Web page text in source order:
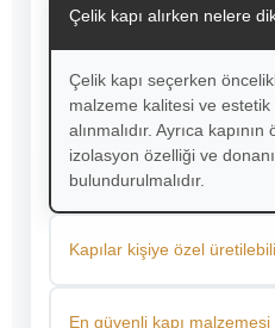
Çelik kapı alırken nelere
Çelik kapı seçerken
malzeme kalitesi ve estetik
alınmalıdır. Ayrıca
izolasyon özelliği ve
bulundurulmalıdır.
Kapılar kişiye özel
üretiyor, renk, cam ve
En güvenli kapı